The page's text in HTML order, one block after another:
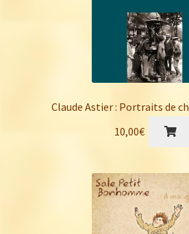
Claude Astier : Portraits de
10,00€